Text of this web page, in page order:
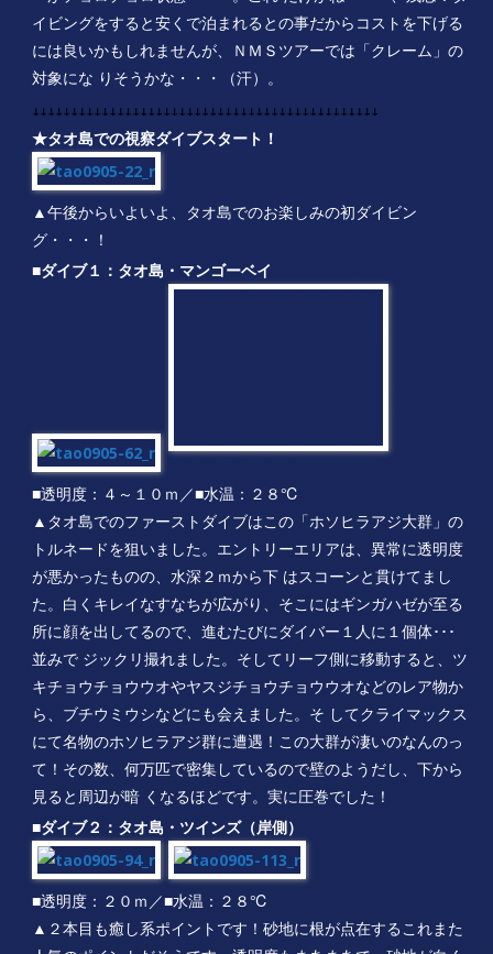
ーがチョロチョロ状態・・・。これ だけがね・・・、残念！ダ
イビングをすると安くで泊まれるとの事だからコストを下げる
には良いかもしれませんが、ＮＭＳツアーでは「クレーム」の
対象にな りそうかな・・・（汗）。
★タオ島での視察ダイブスタート！
▲午後からいよいよ、タオ島でのお楽しみの初ダイビン
グ・・・！
■ダイブ１：タオ島・マンゴーベイ
■透明度：４～１０ｍ／■水温：２８℃
▲タオ島でのファーストダイブはこの「ホソヒラアジ大群」の
トルネードを狙いました。エントリーエリアは、異常に透明度
が悪かったものの、水深２ｍから下 はスコーンと貫けてまし
た。白くキレイなすなちが広がり、そこにはギンガハゼが至る
所に顔を出してるので、進むたびにダイバー１人に１個体･･･
並みで ジックリ撮れました。そしてリーフ側に移動すると、ツ
キチョウチョウウオやヤスジチョウチョウウオなどのレア物か
ら、ブチウミウシなどにも会えました。そ してクライマックス
にて名物のホソヒラアジ群に遭遇！この大群が凄いのなんのっ
て！その数、何万匹で密集しているので壁のようだし、下から
見ると周辺が暗 くなるほどです。実に圧巻でした！
■ダイブ２：タオ島・ツインズ（岸側）
■透明度：２０ｍ／■水温：２８℃
▲２本目も癒し系ポイントです！砂地に根が点在するこれまた